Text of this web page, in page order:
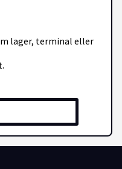
lager, terminal eller
är ansvarstagande,
Du har lätt
som du kan
Du är flexibel,
med